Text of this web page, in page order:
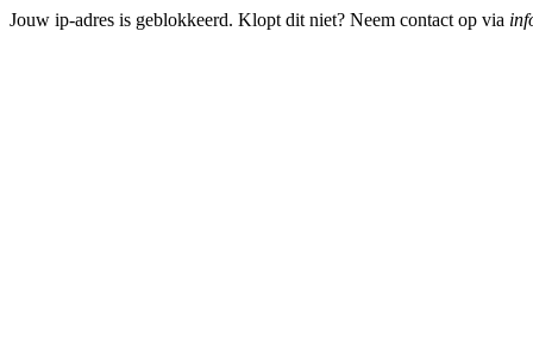
Jouw ip-adres is geblokkeerd. Klopt dit niet? Neem contact op via